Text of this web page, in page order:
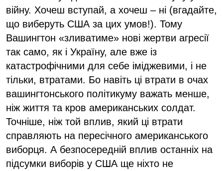
війну. Хочеш вступай, а хочеш – ні (вгадайте,
що виберуть США за цих умов!). Тому
Вашингтон «зливатиме» нові жертви агресії
так само, як і Україну, але вже із
катастрофічними для себе іміджевими, і не
тільки, втратами. Бо навіть ці втрати в очах
вашингтонського політикуму важать менше,
ніж життя та кров американських солдат.
Точніше, ніж той вплив, який ці втрати
справляють на пересічного американського
виборця. А безпосередній вплив останніх на
підсумки виборів у США ще ніхто не